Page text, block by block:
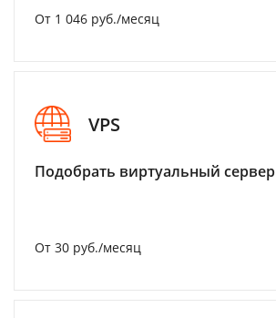
От 1 046 руб./месяц
VPS
Подобрать виртуальный сервер
От 30 руб./месяц